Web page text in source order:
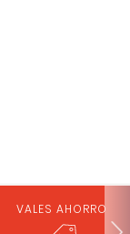
VALES AHORRO